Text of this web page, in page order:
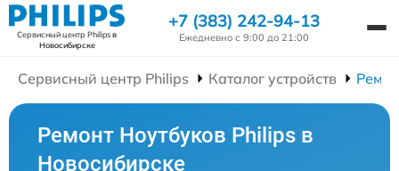
Сервисный центр Philipsв
Новосибирске
+7 (383) 242-94-13
Ежедневно с 9:00 до 21:00
Сервисный центр Philips Каталог устройств
Ремонт Ноутбуков Philips в
Новосибирске